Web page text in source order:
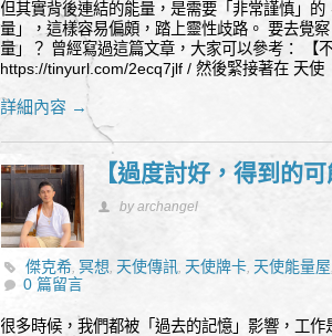
但其實背後連結的能量，是需要「非常謹慎」
量」，這樣容易偏頗，踏上靈性歧路。 要去覺
量」？ 曾經寫過這篇文章，大家可以參考： 【
https://tinyurl.com/2ecq7jlf / 然後緊接著在 天使
詳細內容 →
【過度討好，得到的
by archangel
傑克希,冥想, 天使傳訊, 天使牌卡, 天使能量屋
能量,覺察
0 篇留言
很多時候，我們都被「過去的記憶」影響，工